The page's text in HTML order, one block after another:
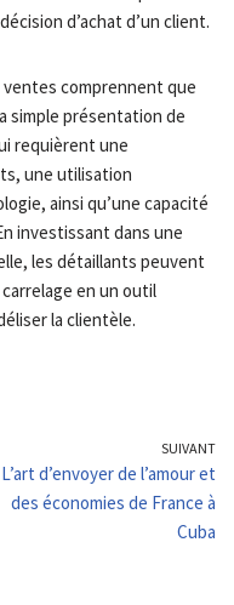
d’achat d’un client.
ventes comprennent que
simple présentation de
requièrent une
une utilisation
ainsi qu’une capacité
investissant dans une
les détaillants peuvent
en un outil
la clientèle.
SUIVANT
L’art d’envoyer de l’amour et
des économies de France à
Cuba